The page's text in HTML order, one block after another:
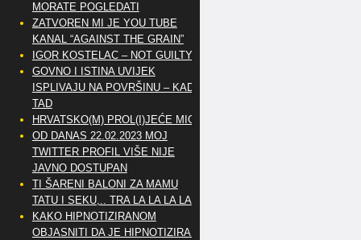
MORATE POGLEDATI
ZATVOREN MI JE YOU TUBE
KANAL “AGAINST THE GRAIN”
IGOR KOSTELAC – NOT GUILTY
GOVNO I ISTINA UVIJEK
ISPLIVAJU NA POVRŠINU – KAD
TAD
HRVATSKO(M) PROL(I)JEĆE MIG
OD DANAS 22.02.2023 MOJ
TWITTER PROFIL VIŠE NIJE
JAVNO DOSTUPAN
TI ŠARENI BALONI ZA MAMU
TATU I SEKU,.. TRA LA LA LA LA
KAKO HIPNOTIZIRANOM
OBJASNITI DA JE HIPNOTIZIRAN